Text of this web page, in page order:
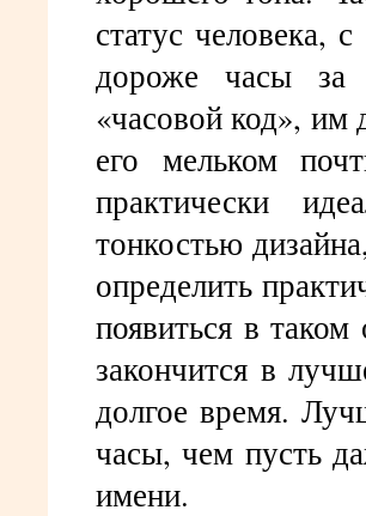
статус
дороже часы за
«часовой код», им
его мельком
практически
тонкостью
определить
появиться в
закончится в
долгое время.
часы, чем пусть
имени.